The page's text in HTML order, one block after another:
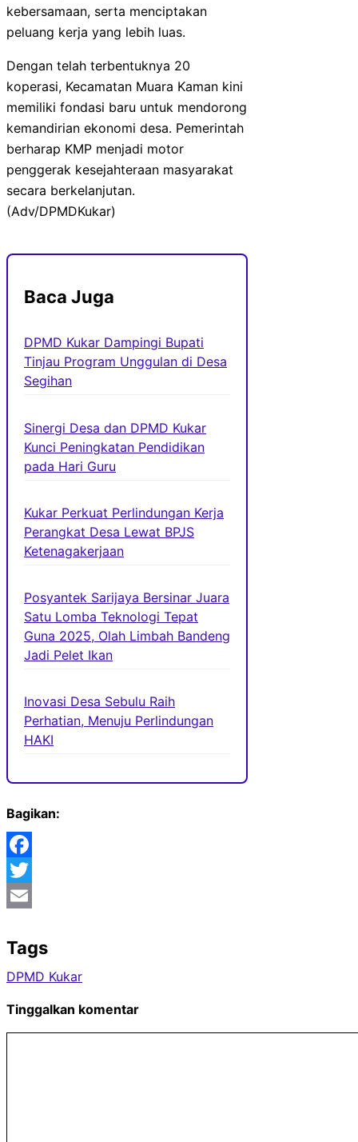
kebersamaan, serta menciptakan
peluang kerja yang lebih luas.
Dengan telah terbentuknya 20
koperasi, Kecamatan Muara Kaman kini
memiliki fondasi baru untuk mendorong
kemandirian ekonomi desa. Pemerintah
berharap KMP menjadi motor
penggerak kesejahteraan masyarakat
secara berkelanjutan.
(Adv/DPMDKukar)
Baca Juga
DPMD Kukar Dampingi Bupati
Tinjau Program Unggulan di Desa
Segihan
Sinergi Desa dan DPMD Kukar
Kunci Peningkatan Pendidikan
pada Hari Guru
Kukar Perkuat Perlindungan Kerja
Perangkat Desa Lewat BPJS
Ketenagakerjaan
Posyantek Sarijaya Bersinar Juara
Satu Lomba Teknologi Tepat
Guna 2025, Olah Limbah Bandeng
Jadi Pelet Ikan
Inovasi Desa Sebulu Raih
Perhatian, Menuju Perlindungan
HAKI
Bagikan:
Facebook
Twitter
Tags
DPMD Kukar
Tinggalkan komentar